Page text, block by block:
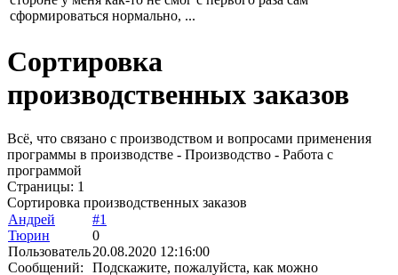
сформироваться нормально, ...
Сортировка
производственных заказов
Всё, что связано с производством и вопросами применения
программы в производстве - Производство - Работа с
программой
Страницы: 1
Сортировка производственных заказов
Андрей
Тюрин
Пользователь
Сообщений:
#1
0
20.08.2020 12:16:00
Подскажите, пожалуйста, как можно